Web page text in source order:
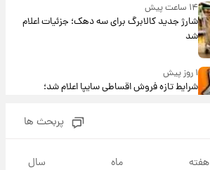
۱۴ ساعت پیش
شارژ جدید کالابرگ برای سه دهک؛ جزئیات اعلام
شد
۱ روز پیش
شرایط تازه فروش اقساطی سایپا اعلام شد؛
پربحث ها
هفته ماه سال